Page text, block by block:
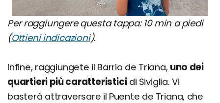
Per raggiungere questa tappa: 10 min a piedi
(Ottieni indicazioni).
Infine, raggiungete il Barrio de Triana, uno dei
quartieri più caratteristicidi Siviglia. Vi
basterà attraversare il Puente de Triana, che